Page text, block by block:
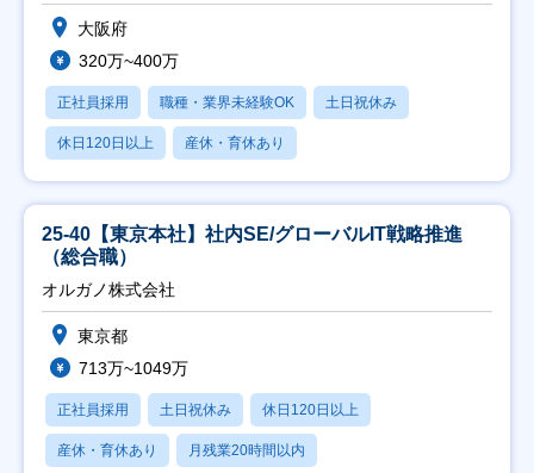
大阪府
320万~400万
正社員採用 職種・業界未経験OK 土日祝休み
休日120日以上 産休・育休あり
25-40【東京本社】社内SE/グローバルIT戦略推進
（総合職）
オルガノ株式会社
東京都
713万~1049万
正社員採用 土日祝休み 休日120日以上
産休・育休あり 月残業20時間以内